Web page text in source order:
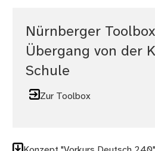
Nürnberger
Übergang von der
Schule
Zur Toolbox